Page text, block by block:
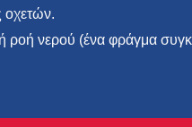
οχετών.
νερού (ένα φράγμα